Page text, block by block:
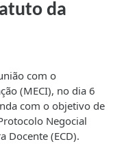
da
com o
(MECI), no dia 6
com o objetivo de
Negocial
Docente (ECD).